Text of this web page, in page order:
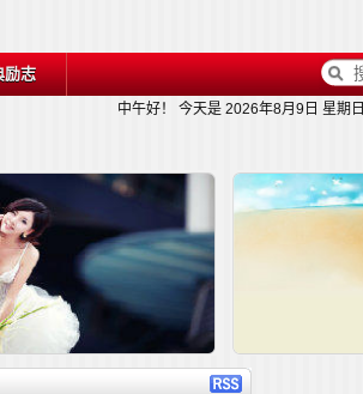
励志
中午好！ 今天是 2026年8月9日 星期日
详细内容